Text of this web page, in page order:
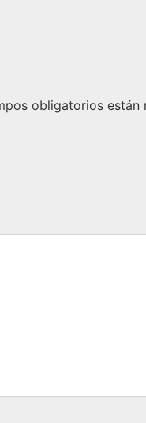
obligatorios están